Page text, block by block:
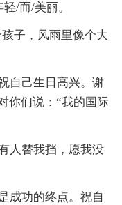
/而/美丽。
子，风雨里像个大
己生日高兴。谢
你们说：“我的国际
替我挡，愿我没
功的终点。祝自